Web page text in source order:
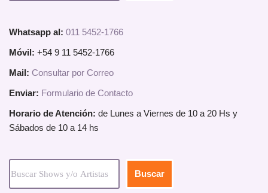
Whatsapp al: 011 5452-1766
Móvil: +54 9 11 5452-1766
Mail: Consultar por Correo
Enviar: Formulario de Contacto
Horario de Atención: de Lunes a Viernes de 10 a 20 Hs y
Sábados de 10 a 14 hs
Buscar